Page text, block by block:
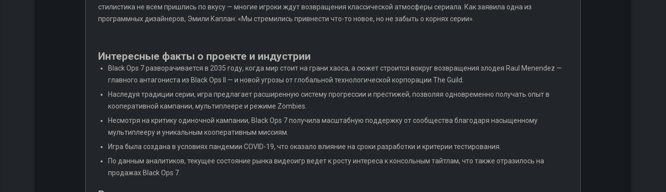
стилистика не всем пришлись по вкусу — многие игроки ждут возвращения классической атмосферы сериала. Как заявила одна из
программных дизайнеров, Эмили Каплан: «Мы стремились привнести что-то новое, но не забыть о корнях серии».
Интересные факты о проекте и индустрии
Black Ops 7 разворачивается в 2035 году, когда мир стоит на грани хаоса, а сюжет строится вокруг возвращения злодея Raul Menendez —
главного антагониста из Black Ops II — и новой угрозы от глобальной технологической корпорации The Guild.
Наследуя традиции серии, игра предлагает расширенную систему прогрессии и престижей, позволяя одновременно получать опыт в
кооперативной кампании, мультиплеере и режиме Zombies.
Несмотря на критику одиночной кампании, Black Ops 7 получила масштабную поддержку от сообщества благодаря насыщенному
мультиплееру и уникальным кооперативным миссиям.
Игра была создана в условиях пандемии COVID-19, что оказало влияние на сроки разработки и критерии тестирования.
По данным аналитиков, текущее состояние рынка видеоигр ведет к росту интереса к консольным тайтлам, что также отразилось на
продажах Black Ops 7.